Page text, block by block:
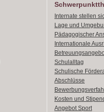
Internate stellen
Lage und
Pädagogischer
Internationale
Schulalltag
Schulische
Abschlüsse
Kosten und
Angebot Sport